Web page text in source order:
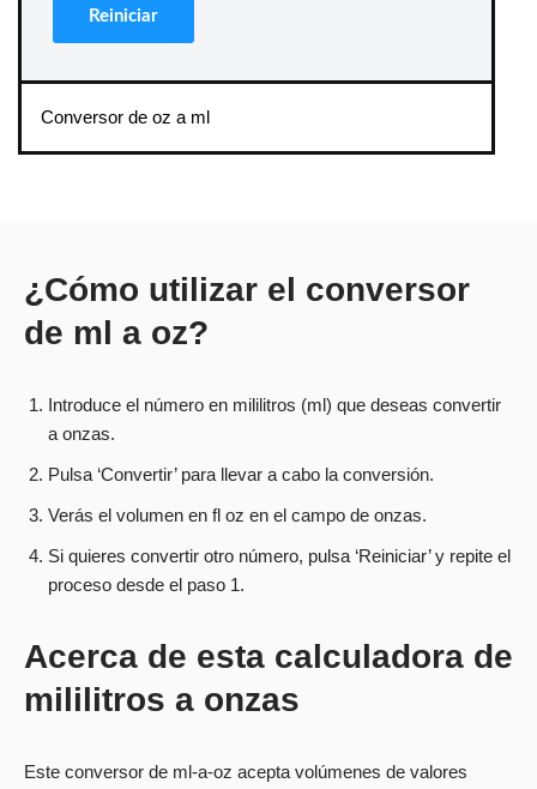
Conversor de oz a ml
¿Cómo utilizar el conversor
de ml a oz?
Introduce el número en mililitros (ml) que deseas convertir
a onzas.
Pulsa ‘Convertir’ para llevar a cabo la conversión.
Verás el volumen en fl oz en el campo de onzas.
Si quieres convertir otro número, pulsa ‘Reiniciar’ y repite el
proceso desde el paso 1.
Acerca de esta calculadora de
mililitros a onzas
Este conversor de ml-a-oz acepta volúmenes de valores